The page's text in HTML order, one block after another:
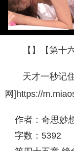
【】【第十
天才一秒记
网]https://
作者：奇思妙
字数：5392